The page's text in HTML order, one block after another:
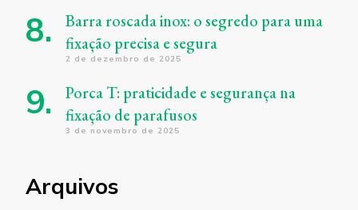
Barra roscada inox: o segredo para uma
fixação precisa e segura
2 de dezembro de 2025
Porca T: praticidade e segurança na
fixação de parafusos
3 de novembro de 2025
Arquivos